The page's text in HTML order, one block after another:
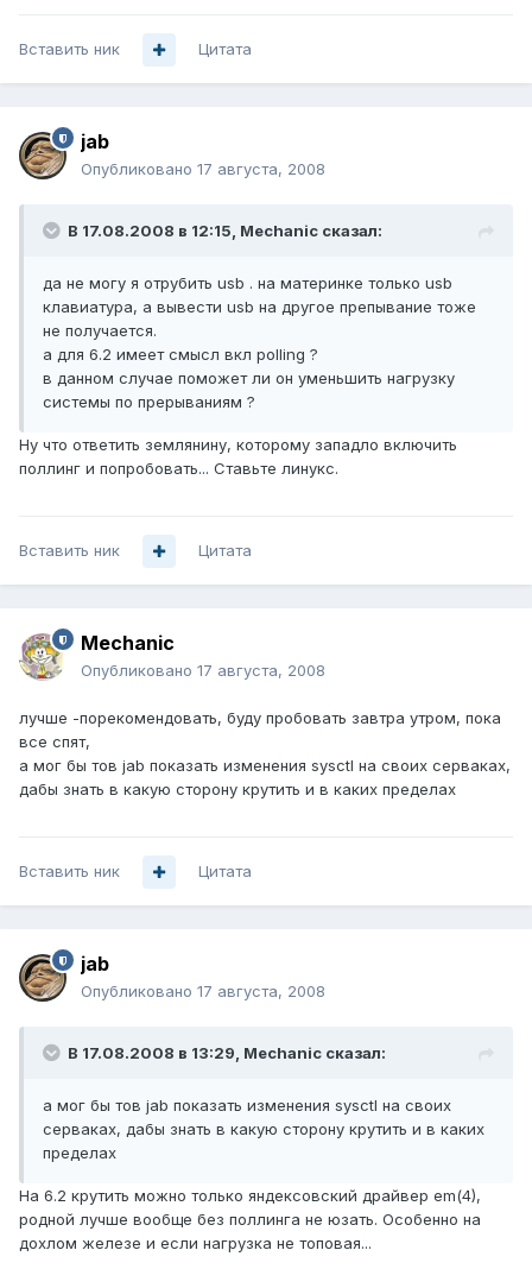
Вставить ник Цитата
jab
Опубликовано 17 августа, 2008
В 17.08.2008 в 12:15, Mechanic сказал:
да не могу я отрубить usb . на материнке только usb
клавиатура, а вывести usb на другое препывание тоже
не получается.
а для 6.2 имеет смысл вкл polling ?
в данном случае поможет ли он уменьшить нагрузку
системы по прерываниям ?
Ну что ответить землянину, которому западло включить
поллинг и попробовать... Ставьте линукс.
Вставить ник Цитата
Mechanic
Опубликовано 17 августа, 2008
лучше -порекомендовать, буду пробовать завтра утром, пока
все спят,
а мог бы тов jab показать изменения sysctl на своих серваках,
дабы знать в какую сторону крутить и в каких пределах
Вставить ник Цитата
jab
Опубликовано 17 августа, 2008
В 17.08.2008 в 13:29, Mechanic сказал:
а мог бы тов jab показать изменения sysctl на своих
серваках, дабы знать в какую сторону крутить и в каких
пределах
На 6.2 крутить можно только яндексовский драйвер em(4),
родной лучше вообще без поллинга не юзать. Особенно на
дохлом железе и если нагрузка не топовая...